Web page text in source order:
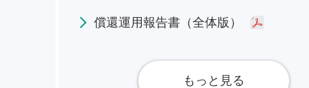
償還運用報告書（全体版）
もっと見る